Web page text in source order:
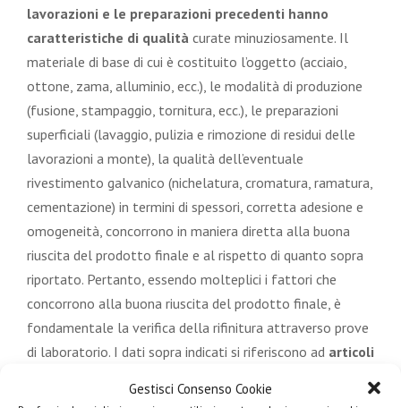
Gestisci Consenso Cookie
lavorazioni e le preparazioni precedenti hanno
caratteristiche di qualità curate minuziosamente. Il
materiale di base di cui è costituito l’oggetto (acciaio,
ottone, zama, alluminio, ecc.), le modalità di produzione
(fusione, stampaggio, tornitura, ecc.), le preparazioni
superficiali (lavaggio, pulizia e rimozione di residui delle
lavorazioni a monte), la qualità dell’eventuale
rivestimento galvanico (nichelatura, cromatura, ramatura,
cementazione) in termini di spessori, corretta adesione e
omogeneità, concorrono in maniera diretta alla buona
riuscita del prodotto finale e al rispetto di quanto sopra
riportato. Pertanto, essendo molteplici i fattori che
concorrono alla buona riuscita del prodotto finale, è
fondamentale la verifica della rifinitura attraverso prove
di laboratorio. I dati sopra indicati si riferiscono ad articoli